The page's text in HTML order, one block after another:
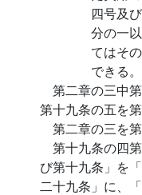
四号及
分の一
てはそ
できる。
第二章の三中
第十九条の五を
第二章の三を第
第十九条の四
び第十九条」を
二十九条」に、